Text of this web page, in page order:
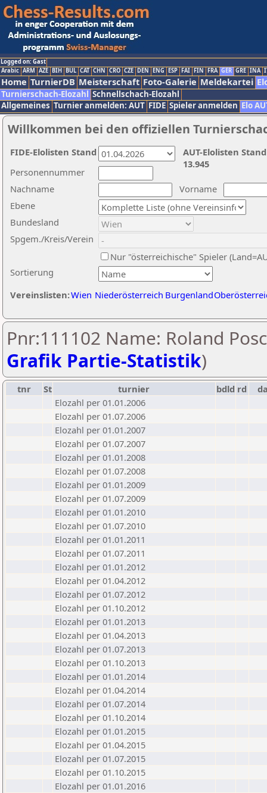
Logged on: Gast
Arabic ARM AZE BIH BUL CAT CHN CRO CZE DEN ENG ESP FAI FIN FRA GER GRE INA
Home TurnierDB Meisterschaft Foto-Galerie Meldekartei
Turnierschach-Elozahl Schnellschach-Elozahl
Allgemeines Turnier anmelden: AUT FIDE Spieler anmelden Elo
Willkommen bei den offiziellen
Nachname
Vorname
Ebene
Sortierung
Personennummer
Bundesland
Spgem./Kreis/Verein
Nur "österreichische" Spieler
Vereinslisten:Wien Niederösterreich Burgenland
AUT-Elolisten
13.945
FIDE-Elolisten Stand
Pnr:111102 Name: Roland
Grafik Partie-Statistik)
tnr St turnier bdld rd
Elozahl per 01.01.2006
Elozahl per 01.07.2006
Elozahl per 01.01.2007
Elozahl per 01.07.2007
Elozahl per 01.01.2008
Elozahl per 01.07.2008
Elozahl per 01.01.2009
Elozahl per 01.07.2009
Elozahl per 01.01.2010
Elozahl per 01.07.2010
Elozahl per 01.01.2011
Elozahl per 01.07.2011
Elozahl per 01.01.2012
Elozahl per 01.04.2012
Elozahl per 01.07.2012
Elozahl per 01.10.2012
Elozahl per 01.01.2013
Elozahl per 01.04.2013
Elozahl per 01.07.2013
Elozahl per 01.10.2013
Elozahl per 01.01.2014
Elozahl per 01.04.2014
Elozahl per 01.07.2014
Elozahl per 01.10.2014
Elozahl per 01.01.2015
Elozahl per 01.04.2015
Elozahl per 01.07.2015
Elozahl per 01.10.2015
Elozahl per 01.01.2016